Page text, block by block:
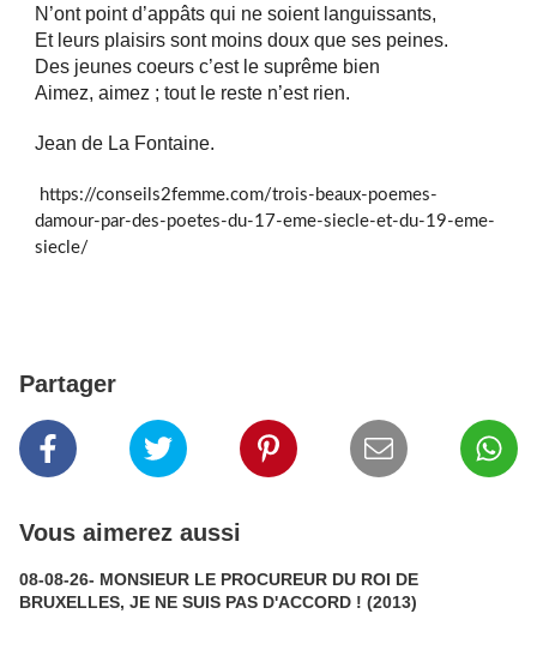
N’ont point d’appâts qui ne soient languissants,
Et leurs plaisirs sont moins doux que ses peines.
Des jeunes coeurs c’est le suprême bien
Aimez, aimez ; tout le reste n’est rien.
Jean de La Fontaine.
https://conseils2femme.com/trois-beaux-poemes-
damour-par-des-poetes-du-17-eme-siecle-et-du-19-eme-
siecle/
Partager
Vous aimerez aussi
08-08-26- MONSIEUR LE PROCUREUR DU ROI DE
BRUXELLES, JE NE SUIS PAS D'ACCORD ! (2013)